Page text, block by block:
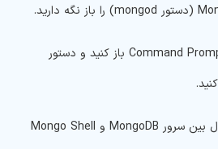
با اجرای این دستور، اتصال بین سرور MongoDB و Mongo Shell